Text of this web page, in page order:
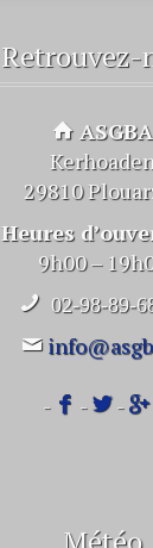
Retrouvez-
ASGBA
29810
Heures
9h00 –
02-98-89-
- - -